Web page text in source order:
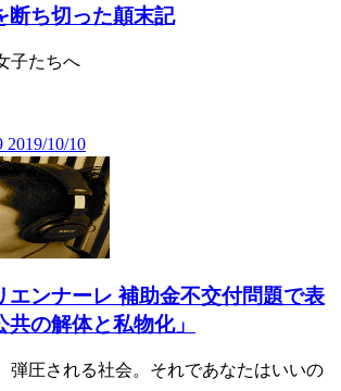
断ち切った顛末記
子たちへ
2019/10/10
エンナーレ 補助金不交付問題で表
共の解体と私物化」
弾圧される社会。それであなたはいいの